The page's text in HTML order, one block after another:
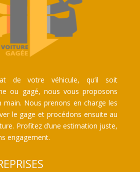
de votre véhicule, qu’il soit
ou gagé, nous vous proposons
Nous prenons en charge les
le gage et procédons ensuite au
Profitez d’une estimation juste,
engagement.